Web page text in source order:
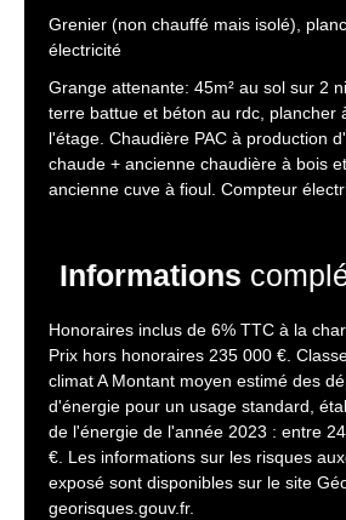
Grenier (non chauffé mais isolé),
électricité
Grange attenante: 45m² au sol sur 2
terre battue et béton au rdc, plancher
l'étage. Chaudière PAC à production
chaude + ancienne chaudière à bois et
ancienne cuve à fioul. Compteur
Informations
Honoraires inclus de 6% TTC à la
Prix hors honoraires 235 000 €.
climat A Montant moyen estimé des
d'énergie pour un usage standard,
de l'énergie de l'année 2023 : entre
€. Les informations sur les risques
exposé sont disponibles sur le site
georisques.gouv.fr.